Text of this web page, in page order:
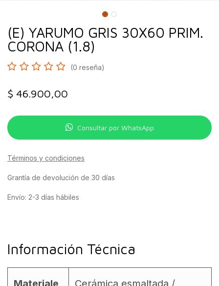
(E) YARUMO GRIS 30X60 PRIM.
CORONA (1.8)
(0 reseña)
$ 46.900,00
Consultar por WhatsApp
Términos y condiciones
Grantía de devolución de 30 días
Envío: 2-3 días hábiles
Información Técnica
Materiale
Cerámica esmaltada /